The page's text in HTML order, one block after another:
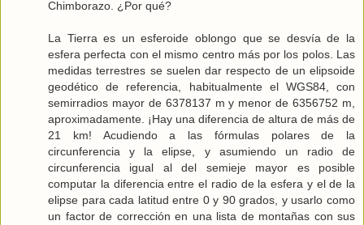
Chimborazo. ¿Por qué?
La Tierra es un esferoide oblongo que se desvía de la
esfera perfecta con el mismo centro más por los polos. Las
medidas terrestres se suelen dar respecto de un elipsoide
geodético de referencia, habitualmente el WGS84, con
semirradios mayor de 6378137 m y menor de 6356752 m,
aproximadamente. ¡Hay una diferencia de altura de más de
21 km! Acudiendo a las fórmulas polares de la
circunferencia y la elipse, y asumiendo un radio de
circunferencia igual al del semieje mayor es posible
computar la diferencia entre el radio de la esfera y el de la
elipse para cada latitud entre 0 y 90 grados, y usarlo como
un factor de corrección en una lista de montañas con sus